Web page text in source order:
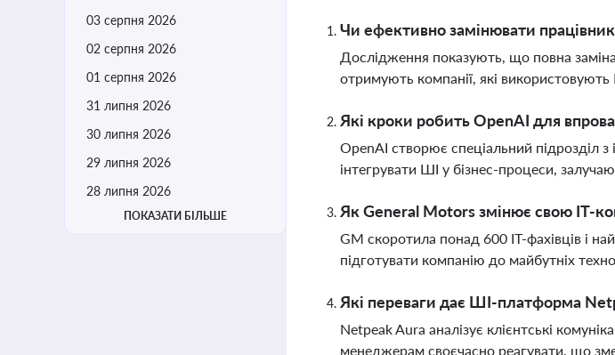
03 серпня 2026
02 серпня 2026
01 серпня 2026
31 липня 2026
30 липня 2026
29 липня 2026
28 липня 2026
ПОКАЗАТИ БІЛЬШЕ
Чи ефективно замінювати
Дослідження показують, що повна
отримують компанії, які використовують
Які кроки робить OpenAI для
OpenAI створює спеціальний підрозділ
інтегрувати ШІ у бізнес-процеси,
Як General Motors змінює свою ІТ-
GM скоротила понад 600 ІТ-фахівців і
підготувати компанію до майбутніх
Які переваги дає ШІ-платформа
Netpeak Aura аналізує клієнтські
менеджерам своєчасно реагувати, що